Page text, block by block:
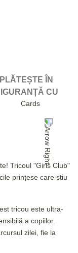
PLĂTEȘTE ÎN
CU
Tricoul "Girls Club"
prințese care știu
tricou este ultra-
a copiilor.
zilei, fie la